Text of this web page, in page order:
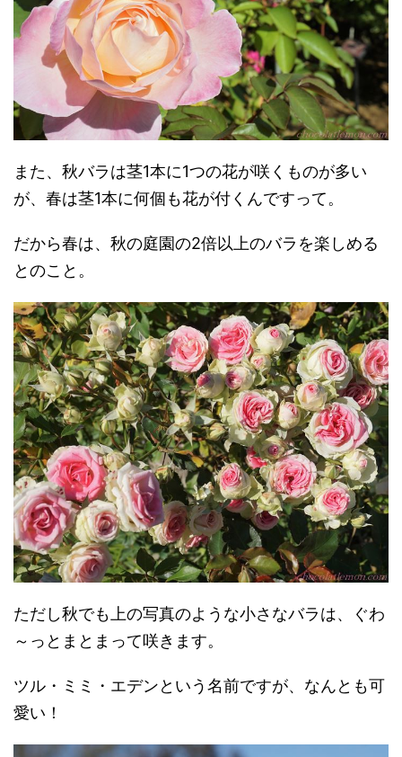
また、秋バラは茎1本に1つの花が咲くものが多い
が、春は茎1本に何個も花が付くんですって。
だから春は、秋の庭園の2倍以上のバラを楽しめる
とのこと。
ただし秋でも上の写真のような小さなバラは、ぐわ
～っとまとまって咲きます。
ツル・ミミ・エデンという名前ですが、なんとも可
愛い！